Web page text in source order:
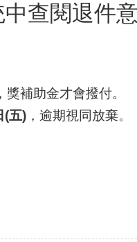
查閱退件
補助金才會撥付。
(五) ，逾期視同放棄。